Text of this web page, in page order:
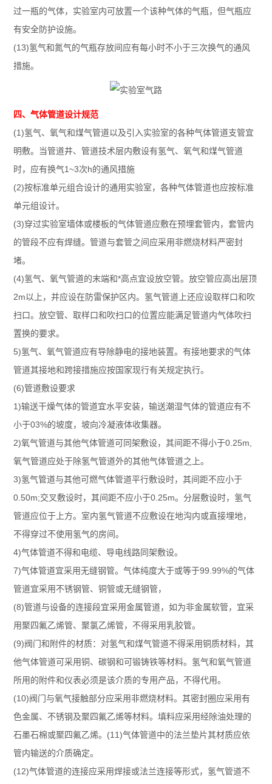
过一瓶的气体，实验室内可放置一个该种气体的气瓶，但气瓶应
有安全防护设施。
(13)氢气和氮气的气瓶存放间应有每小时不小于三次换气的通风
措施。
四、气体管道设计规范
(1)氢气、氧气和煤气管道以及引入实验室的各种气体管道支管宜
明敷。当管道井、管道技术层内敷设有氢气、氧气和煤气管道
时，应有换气1~3次h的通风措施
(2)按标准单元组合设计的通用实验室，各种气体管道也应按标准
单元组设计。
(3)穿过实验室墙体或楼板的气体管道应敷在预埋套管内，套管内
的管段不应有焊缝。管道与套管之间应采用非燃烧材料严密封
堵。
(4)氢气、氧气管道的末端和*高点宜设放空管。放空管应高出层顶
2m以上，并应设在防雷保护区内。氢气管道上还应设取样口和吹
扫口。放空管、取样口和吹扫口的位置应能满足管道内气体吹扫
置换的要求。
5)氢气、氧气管道应有导除静电的接地装置。有接地要求的气体
管道其接地和跨接措施应按国家现行有关规定执行。
(6)管道敷设要求
1)输送干燥气体的管道宜水平安装，输送潮湿气体的管道应有不
小于03%的坡度，坡向冷凝液体收集器。
2)氧气管道与其他气体管道可同架敷设，其间距不得小于0.25m,
氧气管道应处于除氢气管道外的其他气体管道之上。
3)氢气管道与其他可燃气体管道平行敷设时，其间距不应小于
0.50m;交叉敷设时，其间距不应小于0.25m。分层敷设时，氢气
管道应位于上方。室内氢气管道不应敷设在地沟内或直接埋地，
不得穿过不使用氢气的房间。
4)气体管道不得和电缆、导电线路同架敷设。
7)气体管道宜采用无缝钢管。气体纯度大于或等于99.99%的气体
管道宜采用不锈钢管、铜管或无缝钢管，
(8)管道与设备的连接段宜采用金属管道，如为非金属软管，宜采
用聚四氟乙烯管、聚氯乙烯管，不得采用乳胶管。
(9)阀门和附件的材质：对氢气和煤气管道不得采用铜质材料，其
他气体管道可采用铜、碳钢和可锻铸铁等材料。氢气和氧气管道
所用的附件和仪表必须是该介质的专用产品，不得代用。
(10)阀门与氧气接触部分应采用非燃烧材料。其密封圈应采用有
色金属、不锈钢及聚四氟乙烯等材料。填料应采用经除油处理的
石墨石棉或聚四氟乙烯。(11)气体管道中的法兰垫片其材质应依
管内输送的介质确定。
(12)气体管道的连接应采用焊接或法兰连接等形式，氢气管道不